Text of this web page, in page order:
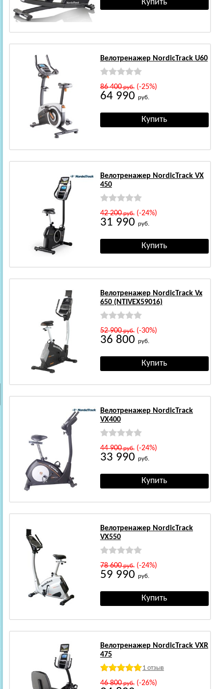
Велотренажер NordicTrack U60
86 400руб.(-25%)
64 990 руб.
Велотренажер NordicTrack VX
450
42 200руб.(-24%)
31 990 руб.
Велотренажер NordicTrack Vx
650 (NTIVEX59016)
52 900руб.(-30%)
36 800 руб.
Велотренажер NordicTrack
VX400
44 900руб.(-24%)
33 990 руб.
Велотренажер NordicTrack
VX550
78 600руб.(-24%)
59 990 руб.
Велотренажер NordicTrack VXR
475
1 отзыв
46 800руб.(-26%)